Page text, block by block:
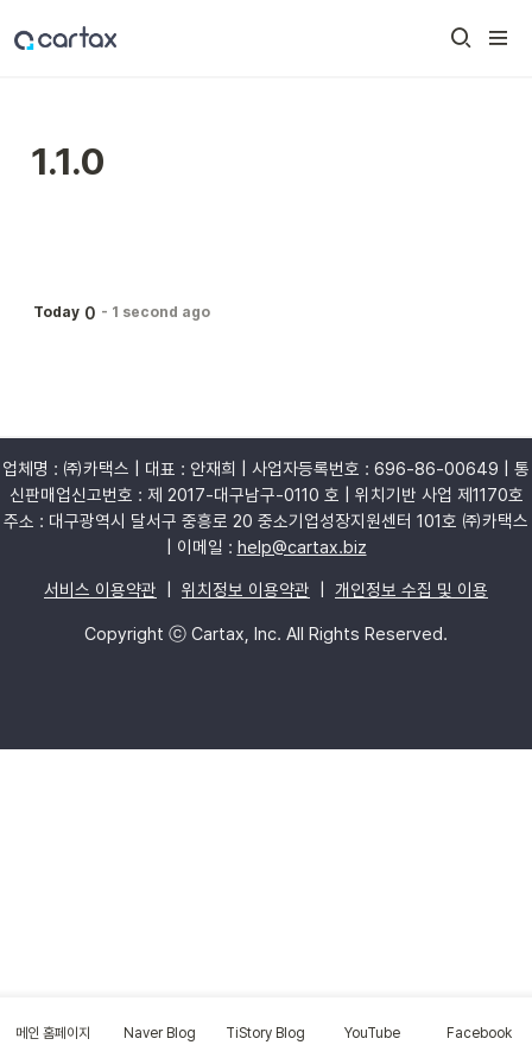
1.1.0
Today 0 - 1 second ago
업체명 : ㈜카택스 | 대표 : 안재희 | 사업자등록번호 : 696-86-00649 | 통
신판매업신고번호 : 제 2017-대구남구-0110 호 | 위치기반 사업 제1170호
주소 : 대구광역시 달서구 중흥로 20 중소기업성장지원센터 101호 ㈜카택스
| 이메일 : help@cartax.biz
서비스 이용약관 위치정보 이용약관 개인정보 수집 및 이용
Copyright ⓒ Cartax, Inc. All Rights Reserved.
메인 홈페이지 Naver Blog TiStory Blog YouTube Facebook